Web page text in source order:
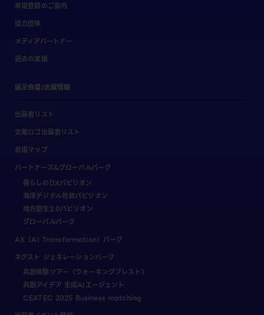
来場登録のご案内
協力団体
メディアパートナー
過去の実績
展示会場/出展情報
出展者リスト
企業ロゴ出展者リスト
会場マップ
パートナーズ&グローバルパーク
暮らしのDXパビリオン
海洋デジタル社会パビリオン
地方創生2.0パビリオン
グローバルパーク
AX（AI Transformation）パーク
ネクスト ジェネレーションパーク
共創体験ツアー（ウォーキングブレスト）
共創アイデア 生成AIエージェント
CEATEC 2025 Business matching